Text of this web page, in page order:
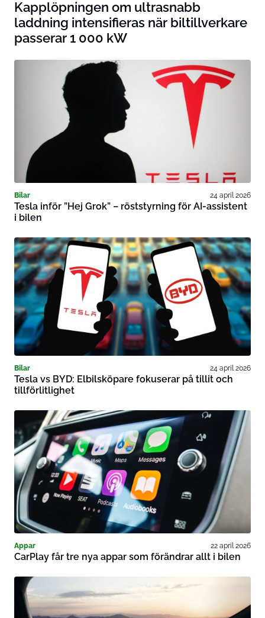
Kapplöpningen om ultrasnabb
laddning intensifieras när biltillverkare
passerar 1 000 kW
Bilar 24 april 2026
Tesla inför ”Hej Grok” – röststyrning för AI-assistent
i bilen
Bilar 24 april 2026
Tesla vs BYD: Elbilsköpare fokuserar på tillit och
tillförlitlighet
Appar 22 april 2026
CarPlay får tre nya appar som förändrar allt i bilen